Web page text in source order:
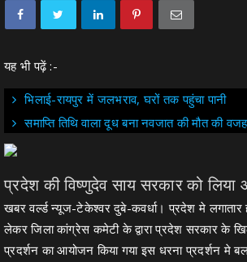
यह भी पढ़ें :-
भिलाई-रायपुर में जलभराव, घरों तक पहुंचा पानी
समाप्ति तिथि वाला दूध बना नवजात की मौत की वजह
प्रदेश की विष्णुदेव साय सरकार को
खबर वर्ल्ड न्यूज-टेकेश्वर दुबे-कवर्धा। प्रदेश मे लगातार
लेकर जिला कांग्रेस कमेटी के द्वारा प्रदेश सरकार के
प्रदर्शन का आयोजन किया गया इस धरना प्रदर्शन मे